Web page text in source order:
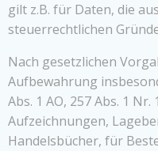
gilt z.B. für Daten, die
steuerrechtlichen
Nach gesetzlichen
Aufbewahrung
Abs. 1 AO, 257 Abs. 1
Aufzeichnungen,
Handelsbücher, für